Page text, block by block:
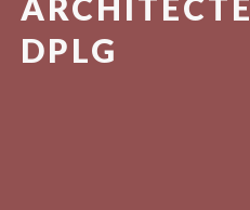
DPLG